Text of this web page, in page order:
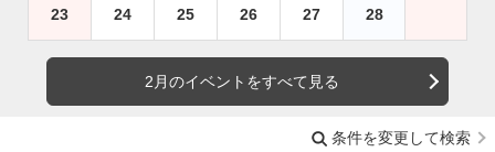
23 24 25 26 27 28
2月のイベントをすべて見る
条件を変更して検索